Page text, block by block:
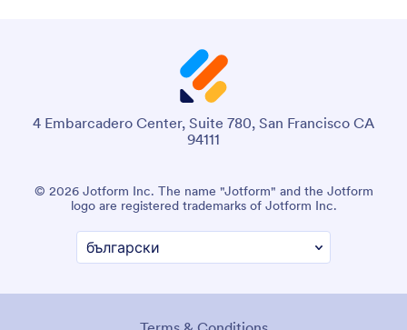
4 Embarcadero Center, Suite 780, San Francisco CA
94111
© 2026 Jotform Inc. The name "Jotform" and the Jotform
logo are registered trademarks of Jotform Inc.